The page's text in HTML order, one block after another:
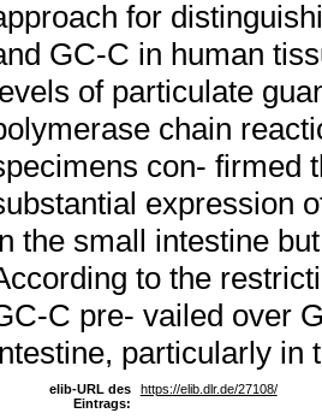
for
GC-C in human
of particulate
chain
con- firmed
expression
the small intestine
to the
C pre- vailed over
particularly in
elib-URL des
Eintrags:
https://elib.dlr.de/27108/